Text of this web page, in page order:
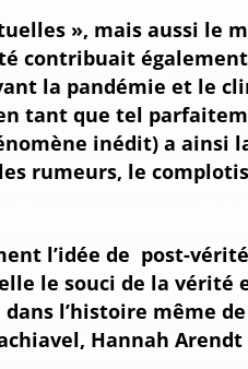
», mais aussi le
contribuait
la pandémie et le
tant que tel
inédit) a ainsi
rumeurs, le
l’idée de post-
le souci de la vérité
l’histoire même
Hannah